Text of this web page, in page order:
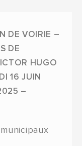
DE VOIRIE –
DE
HUGO
16 JUIN
–